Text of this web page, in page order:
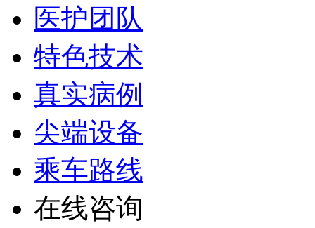
医护团队
特色技术
真实病例
尖端设备
乘车路线
在线咨询